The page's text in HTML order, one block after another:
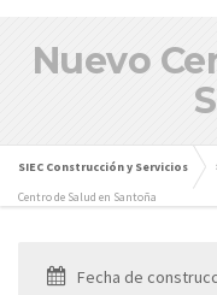
Nuevo
SIEC Construcción y Servicios
Centro de Salud en Santoña
Fecha de